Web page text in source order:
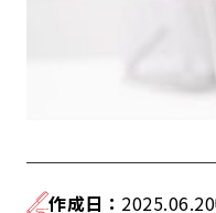
作成日 ： 2025.06.20